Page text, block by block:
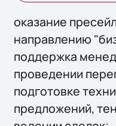
оказание
направлению
поддержка
проведении
подготовке
предложений,